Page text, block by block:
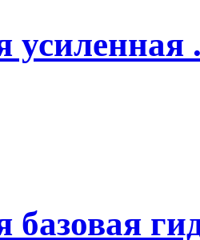
усиленная
базовая